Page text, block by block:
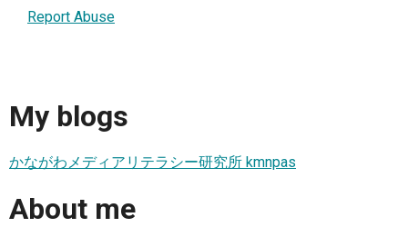
Report Abuse
My blogs
かながわメディアリテラシー研究所 kmnpas
About me